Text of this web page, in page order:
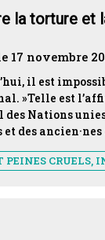
la torture et
17 novembre
il est
»Telle est
Nations
des ancien·nes
PEINES CRUELS,